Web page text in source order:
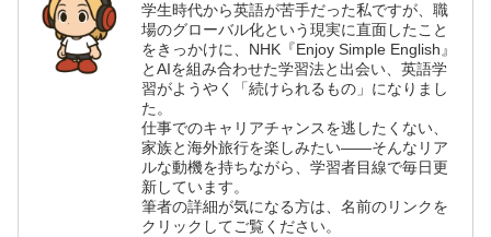
学生時代から英語が苦手だった私ですが、職
場のグローバル化という現実に直面したこと
をきっかけに、NHK『Enjoy Simple English』
とAIを組み合わせた学習法と出会い、英語学
習がようやく「続けられるもの」になりまし
た。
仕事でのキャリアチャンスを逃したくない、
家族と海外旅行を楽しみたい——そんなリア
ルな動機を持ちながら、学習者目線で毎日更
新しています。
筆者の詳細が気になる方は、名前のリンクを
クリックしてご覧ください。